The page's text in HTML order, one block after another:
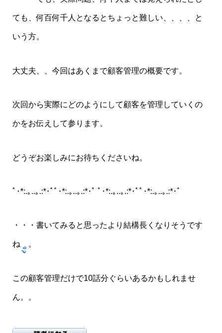
ても、何百何千人となるとちょっと難しい、、、、と
いう方。
大丈夫、、今回はあくまで顧客管理の概要です。
次回から実際にどのようにして顧客を管理していくの
かをお伝えして参ります。
どうぞお楽しみにお待ちくださいね。
ﾟ･*:.｡..｡.:*･ﾟﾟ･*:.｡..｡.:*･ﾟ ﾟ･*:.｡..｡.:*･ﾟﾟ･*:.｡..｡.:*･ﾟ
・・・書いてみると思ったより結構長くなりそうです
ね 。
この顧客管理だけで10話分ぐらいあるかもしれませ
ん。。